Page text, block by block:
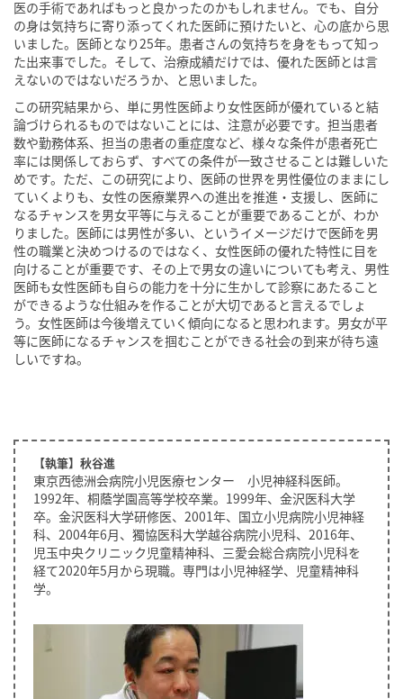
医の手術であればもっと良かったのかもしれません。でも、自分
の身は気持ちに寄り添ってくれた医師に預けたいと、心の底から思
いました。医師となり25年。患者さんの気持ちを身をもって知っ
た出来事でした。そして、治療成績だけでは、優れた医師とは言
えないのではないだろうか、と思いました。
この研究結果から、単に男性医師より女性医師が優れていると結
論づけられるものではないことには、注意が必要です。担当患者
数や勤務体系、担当の患者の重症度など、様々な条件が患者死亡
率には関係しておらず、すべての条件が一致させることは難しいた
めです。ただ、この研究により、医師の世界を男性優位のままにし
ていくよりも、女性の医療業界への進出を推進・支援し、医師に
なるチャンスを男女平等に与えることが重要であることが、わか
りました。医師には男性が多い、というイメージだけで医師を男
性の職業と決めつけるのではなく、女性医師の優れた特性に目を
向けることが重要です、その上で男女の違いについても考え、男性
医師も女性医師も自らの能力を十分に生かして診察にあたること
ができるような仕組みを作ることが大切であると言えるでしょ
う。女性医師は今後増えていく傾向になると思われます。男女が平
等に医師になるチャンスを掴むことができる社会の到来が待ち遠
しいですね。
【執筆】秋谷進
東京西徳洲会病院小児医療センター 小児神経科医師。
1992年、桐蔭学園高等学校卒業。1999年、金沢医科大学
卒。金沢医科大学研修医、2001年、国立小児病院小児神経
科、2004年6月、獨協医科大学越谷病院小児科、2016年、
児玉中央クリニック児童精神科、三愛会総合病院小児科を
経て2020年5月から現職。専門は小児神経学、児童精神科
学。